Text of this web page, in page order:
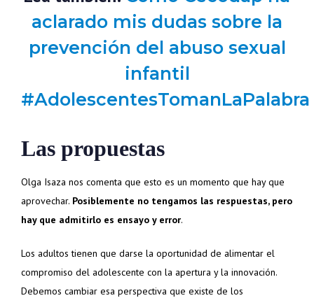
aclarado mis dudas sobre la
prevención del abuso sexual
infantil
#AdolescentesTomanLaPalabra
Las propuestas
Olga Isaza nos comenta que esto es un momento que hay que
aprovechar. Posiblemente no tengamos las respuestas, pero
hay que admitirlo es ensayo y error.
Los adultos tienen que darse la oportunidad de alimentar el
compromiso del adolescente con la apertura y la innovación.
Debemos cambiar esa perspectiva que existe de los